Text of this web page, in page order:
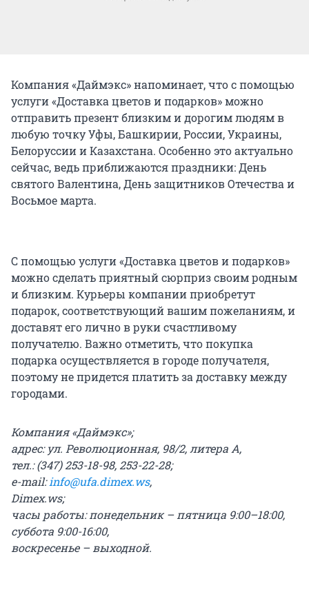
Компания «Даймэкс» напоминает, что с помощью
услуги «Доставка цветов и подарков» можно
отправить презент близким и дорогим людям в
любую точку Уфы, Башкирии, России, Украины,
Белоруссии и Казахстана. Особенно это актуально
сейчас, ведь приближаются праздники: День
святого Валентина, День защитников Отечества и
Восьмое марта.
С помощью услуги «Доставка цветов и подарков»
можно сделать приятный сюрприз своим родным
и близким. Курьеры компании приобретут
подарок, соответствующий вашим пожеланиям, и
доставят его лично в руки счастливому
получателю. Важно отметить, что покупка
подарка осуществляется в городе получателя,
поэтому не придется платить за доставку между
городами.
Компания «Даймэкс»;
адрес: ул. Революционная, 98/2, литера А,
тел.: (347) 253-18-98, 253-22-28;
e-mail:info@ufa.dimex.ws,
Dimex.ws;
часы работы: понедельник – пятница 9:00–18:00,
суббота 9:00-16:00,
воскресенье – выходной.